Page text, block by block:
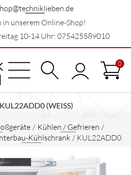
unserem Online-Shop!
10-14 Uhr: 075425589010
0
(WEISS)
/ Kühlen / Gefrieren /
Kühlschrank / KUL22ADD0